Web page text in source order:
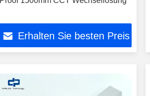
Erhalten Sie besten Preis